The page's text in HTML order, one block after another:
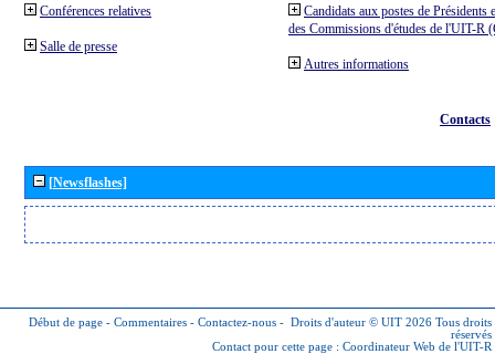
Conférences relatives
Salle de presse
Candidats aux postes de Présidents
des Commissions d'études de l'UIT-R
Autres informations
Contacts
[Newsflashes]
Début de page - Commentaires - Contactez-nous - Droits d'auteur © UIT 2026 Tous droits
réservés
Contact pour cette page : Coordinateur Web de l'UIT-R